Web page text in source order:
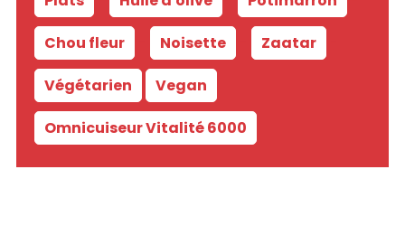
Chou fleur Noisette Zaatar
Végétarien Vegan
Omnicuiseur Vitalité 6000